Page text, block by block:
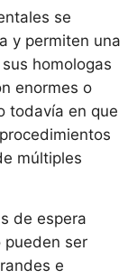
se
y permiten una
homologas
enormes o
todavía en que
múltiples
de espera
pueden ser
e